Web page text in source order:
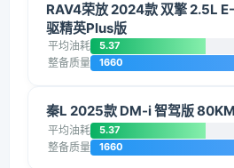
RAV4荣放 2024款 双擎 2.5L
驱精英Plus版
平均油耗 5.37
整备质量 1660
秦L 2025款 DM-i 智驾版
平均油耗 5.37
整备质量 1660